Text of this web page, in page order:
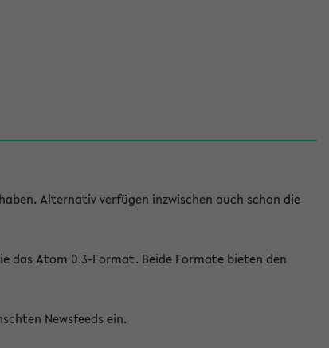
Alternativ verfügen inzwischen auch schon die
das Atom 0.3-Format. Beide Formate bieten den
Newsfeeds ein.